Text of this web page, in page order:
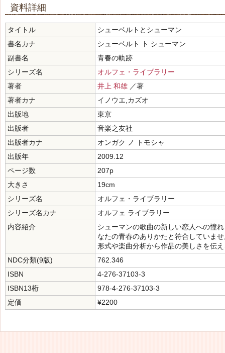
資料詳細
タイトル
シューベルトとシューマン
書名カナ
シューベルト ト シューマン
副書名
青春の軌跡
シリーズ名
オルフェ・ライブラリー
著者
井上 和雄 ／著
著者カナ
イノウエ,カズオ
出版地
東京
出版者
音楽之友社
出版者カナ
オンガク ノ トモシャ
出版年
2009.12
ページ数
207p
大きさ
19cm
シリーズ名
オルフェ・ライブラリー
シリーズ名カナ
オルフェ ライブラリー
内容紹介
シューマンの歌曲の新しい恋人への憧
なたの青春のありかたと符合していま
形式や楽曲分析から作品の美しさを伝
NDC分類(9版)
762.346
ISBN
4-276-37103-3
ISBN13桁
978-4-276-37103-3
定価
¥2200